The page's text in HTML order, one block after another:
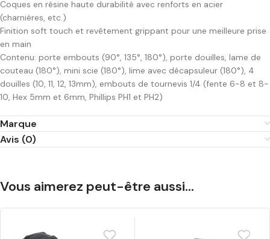
Coques en résine haute durabilité avec renforts en acier
(charnières, etc.)
Finition soft touch et revêtement grippant pour une meilleure prise
en main
Contenu: porte embouts (90°, 135°, 180°), porte douilles, lame de
couteau (180°), mini scie (180°), lime avec décapsuleur (180°), 4
douilles (10, 11, 12, 13mm), embouts de tournevis 1/4 (fente 6-8 et 8-
10, Hex 5mm et 6mm, Phillips PH1 et PH2)
Marque
Avis (0)
Vous aimerez peut-être aussi…